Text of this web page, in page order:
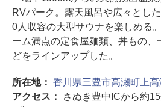
RVパーク。露天風呂や広々とし
0人収容の大型サウナを楽しめる
ーム満点の定食屋麺類、丼もの、
どをラインアップした。
所在地： 香川県三豊市高瀬町上
アクセス：
さぬき豊中ICから約